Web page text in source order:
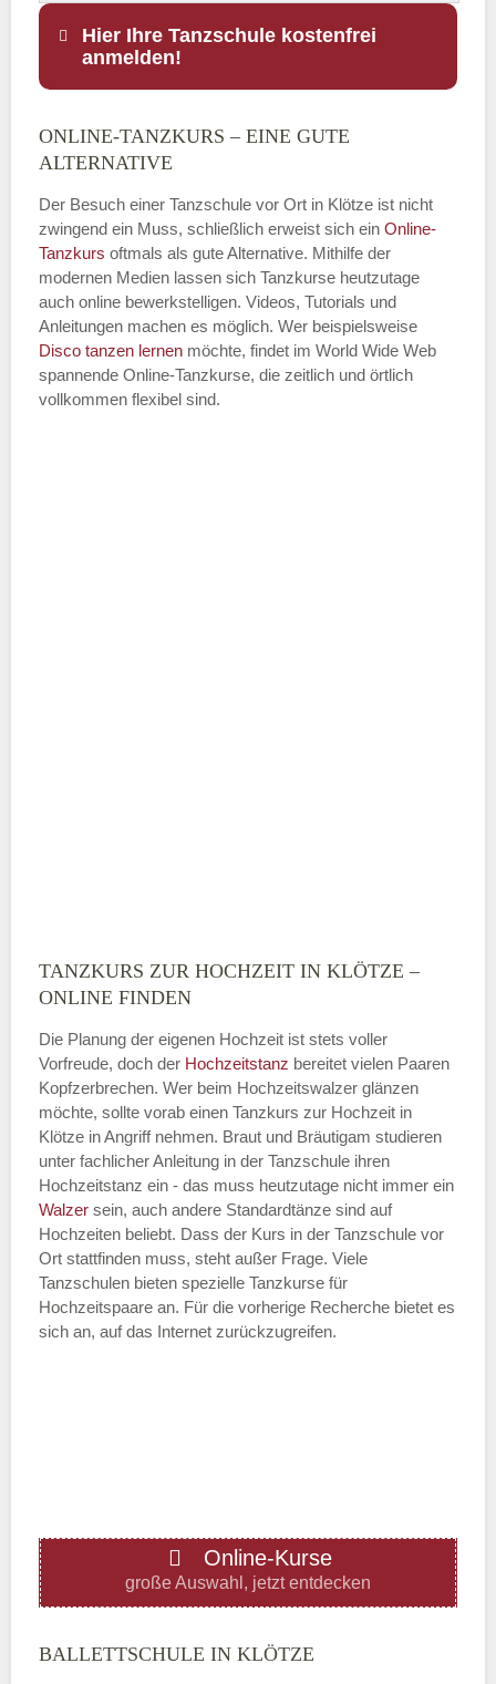
Hier Ihre Tanzschule kostenfrei
anmelden!
Name
E-Mail*
Name der Tanzschule
Montag
—
ÖFFNUNGSZEITEN HINZUFÜGEN
Dienstag
—
ÖFFNUNGSZEITEN HINZUFÜGEN
Donnerstag
—
ONLINE-TANZKURS – EINE GUTE
ALTERNATIVE
Der Besuch einer Tanzschule vor Ort in Klötze ist nicht
zwingend ein Muss, schließlich erweist sich ein Online-
Tanzkurs oftmals als gute Alternative. Mithilfe der
modernen Medien lassen sich Tanzkurse heutzutage
auch online bewerkstelligen. Videos, Tutorials und
Anleitungen machen es möglich. Wer beispielsweise
Disco tanzen lernen möchte, findet im World Wide Web
spannende Online-Tanzkurse, die zeitlich und örtlich
vollkommen flexibel sind.
TANZKURS ZUR HOCHZEIT IN KLÖTZE –
ONLINE FINDEN
Die Planung der eigenen Hochzeit ist stets voller
Vorfreude, doch der Hochzeitstanz bereitet vielen Paaren
Kopfzerbrechen. Wer beim Hochzeitswalzer glänzen
möchte, sollte vorab einen Tanzkurs zur Hochzeit in
Klötze in Angriff nehmen. Braut und Bräutigam studieren
unter fachlicher Anleitung in der Tanzschule ihren
Hochzeitstanz ein - das muss heutzutage nicht immer ein
Walzer sein, auch andere Standardtänze sind auf
Hochzeiten beliebt. Dass der Kurs in der Tanzschule vor
Ort stattfinden muss, steht außer Frage. Viele
Tanzschulen bieten spezielle Tanzkurse für
Hochzeitspaare an. Für die vorherige Recherche bietet es
sich an, auf das Internet zurückzugreifen.
Online-Kurse
große Auswahl, jetzt entdecken
BALLETTSCHULE IN KLÖTZE